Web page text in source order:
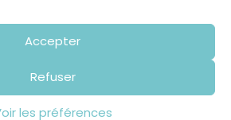
Accepter
Refuser
les préférences